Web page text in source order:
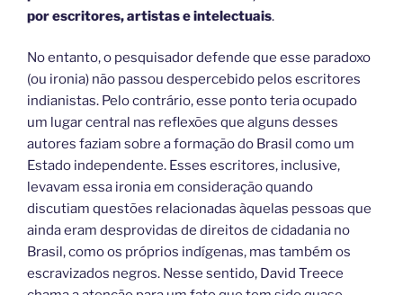
por escritores, artistas e intelectuais.
No entanto, o pesquisador defende que esse paradoxo
(ou ironia) não passou despercebido pelos escritores
indianistas. Pelo contrário, esse ponto teria ocupado
um lugar central nas reflexões que alguns desses
autores faziam sobre a formação do Brasil como um
Estado independente. Esses escritores, inclusive,
levavam essa ironia em consideração quando
discutiam questões relacionadas àquelas pessoas que
ainda eram desprovidas de direitos de cidadania no
Brasil, como os próprios indígenas, mas também os
escravizados negros. Nesse sentido, David Treece